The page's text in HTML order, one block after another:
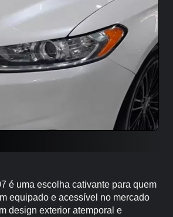
é uma escolha cativante para quem
equipado e acessível no mercado
design exterior atemporal e